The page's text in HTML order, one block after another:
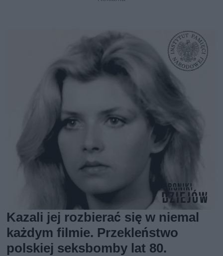
Kazali jej rozbierać się w niemal
każdym filmie. Przekleństwo
polskiej seksbomby lat 80.